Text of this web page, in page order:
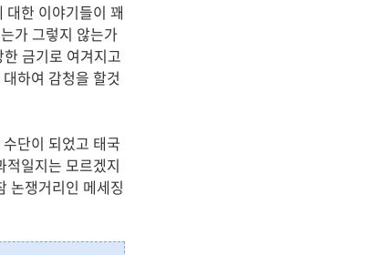
한 이야기들이 꽤
가 그렇지 않는가
금기로 여겨지고
하여 감청을 할것
단이 되었고 태국
일지는 모르겠지
논쟁거리인 메세징